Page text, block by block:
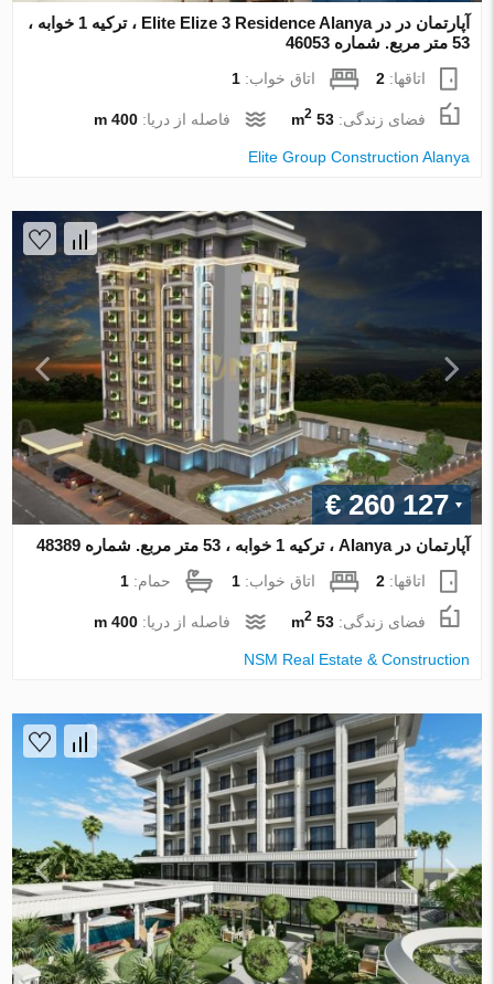
آپارتمان در در Elite Elize 3 Residence Alanya ، ترکیه 1 خوابه ،
53 متر مربع. شماره 46053
اتاقها:2 اتاق خواب:1
فضای زندگی:53 m
2 فاصله از دریا:400 m
Elite Group Construction Alanya
€ 260 127
آپارتمان در Alanya ، ترکیه 1 خوابه ، 53 متر مربع. شماره 48389
اتاقها:2 اتاق خواب:1 حمام:1
فضای زندگی:53 m
2 فاصله از دریا:400 m
NSM Real Estate & Construction